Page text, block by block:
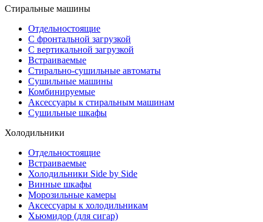
Стиральные машины
Отдельностоящие
С фронтальной загрузкой
С вертикальной загрузкой
Встраиваемые
Стирально-сушильные автоматы
Сушильные машины
Комбинируемые
Аксессуары к стиральным машинам
Сушильные шкафы
Холодильники
Отдельностоящие
Встраиваемые
Холодильники Side by Side
Винные шкафы
Морозильные камеры
Аксессуары к холодильникам
Хьюмидор (для сигар)